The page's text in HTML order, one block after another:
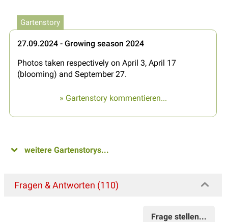
Gartenstory
27.09.2024 - Growing season 2024
Photos taken respectively on April 3, April 17
(blooming) and September 27.
» Gartenstory kommentieren...
weitere Gartenstorys...
Fragen & Antworten (110)
Frage stellen...